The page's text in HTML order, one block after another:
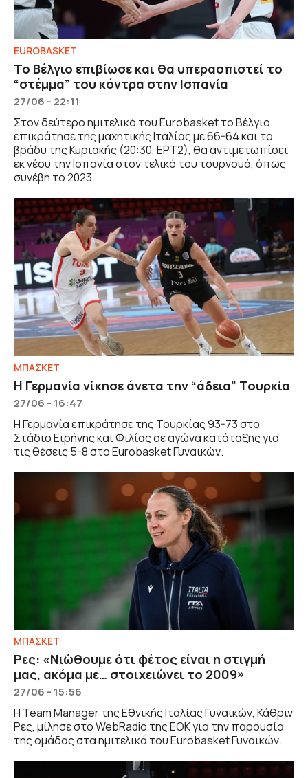
EUROBASKET
Το Βέλγιο επιβίωσε και θα υπερασπιστεί το
“στέμμα” του κόντρα στην Ισπανία
27/06 - 22:11
Στον δεύτερο ημιτελικό του Eurobasket το Βέλγιο
επικράτησε της μαχητικής Ιταλίας με 66-64 και το
βράδυ της Κυριακής (20:30, ΕΡΤ2), θα αντιμετωπίσει
εκ νέου την Ισπανία στον τελικό του τουρνουά, όπως
συνέβη το 2023.
ΜΠΑΣΚΕΤ
Η Γερμανία νίκησε άνετα την “άδεια” Τουρκία
27/06 - 16:47
Η Γερμανία επικράτησε της Τουρκίας 93-73 στο
Στάδιο Ειρήνης και Φιλίας σε αγώνα κατάταξης για
τις θέσεις 5-8 στο Eurobasket Γυναικών.
ΜΠΑΣΚΕΤ
Ρες: «Νιώθουμε ότι φέτος είναι η στιγμή
μας, ακόμα με… στοιχειώνει το 2009»
27/06 - 15:56
Η Team Manager της Εθνικής Ιταλίας Γυναικών, Κάθριν
Ρες, μίλησε στο WebRadio της ΕΟΚ για την παρουσία
της ομάδας στα ημιτελικά του Eurobasket Γυναικών.